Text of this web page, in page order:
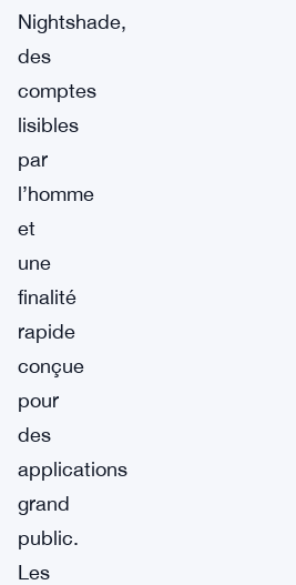
Nightshade,
des
comptes
lisibles
par
l’homme
et
une
finalité
rapide
conçue
pour
des
applications
grand
public.
Les